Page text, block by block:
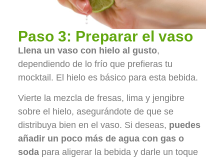
Paso 3: Preparar el vaso
Llena un vaso con hielo al gusto,
dependiendo de lo frío que prefieras tu
mocktail. El hielo es básico para esta bebida.
Vierte la mezcla de fresas, lima y jengibre
sobre el hielo, asegurándote de que se
distribuya bien en el vaso. Si deseas, puedes
añadir un poco más de agua con gas o
sodapara aligerar la bebida y darle un toque